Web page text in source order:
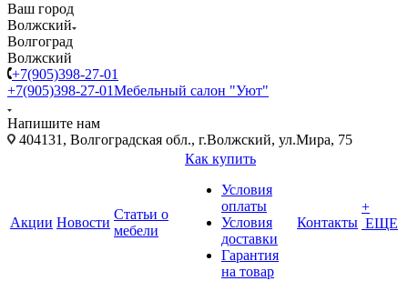
Ваш город
Волжский
Волгоград
Волжский
+7(905)398-27-01
+7(905)398-27-01Мебельный салон "Уют"
Напишите нам
404131, Волгоградская обл., г.Волжский, ул.Мира, 75
Акции Новости
Статьи о
мебели
Как купить
Условия
оплаты
Условия
доставки
Гарантия
на товар
Контакты
+
ЕЩЕ